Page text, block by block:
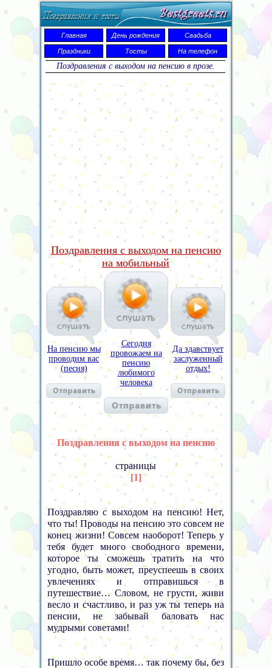
Главная День рождения Свадьба
Праздники Тосты На телефон
Поздравления с выходом на пенсию в прозе.
Поздравления с выходом на пенсию
на мобильный
На пенсию мы
проводим вас
(песня)
Сегодня
провожаем на
пенсию
любимого
человека
Да здавствует
заслуженный
отдых!
Поздравления с выходом на пенсию
страницы
[1]
Поздравляю с выходом на пенсию! Нет,
что ты! Проводы на пенсию это совсем не
конец жизни! Совсем наоборот! Теперь у
тебя будет много свободного времени,
которое ты сможешь тратить на что
угодно, быть может, преуспеешь в своих
увлечениях и отправишься в
путешествие… Словом, не грусти, живи
весло и счастливо, и раз уж ты теперь на
пенсии, не забывай баловать нас
мудрыми советами!
Пришло особе время… так почему бы, без